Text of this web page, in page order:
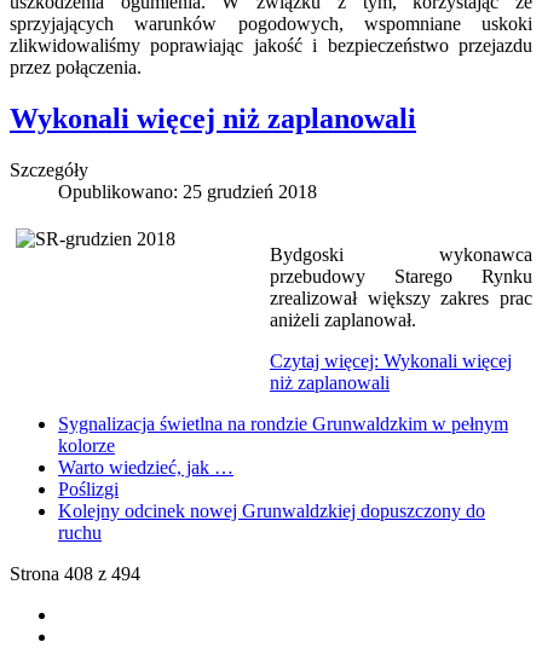
sprzyjających warunków pogodowych, wspomniane uskoki
zlikwidowaliśmy poprawiając jakość i bezpieczeństwo przejazdu
przez połączenia.
Wykonali więcej niż zaplanowali
Szczegóły
Opublikowano: 25 grudzień 2018
Bydgoski wykonawca
przebudowy Starego Rynku
zrealizował większy zakres prac
aniżeli zaplanował.
Czytaj więcej: Wykonali więcej
niż zaplanowali
Sygnalizacja świetlna na rondzie Grunwaldzkim w pełnym
kolorze
Warto wiedzieć, jak …
Poślizgi
Kolejny odcinek nowej Grunwaldzkiej dopuszczony do
ruchu
Strona 408 z 494